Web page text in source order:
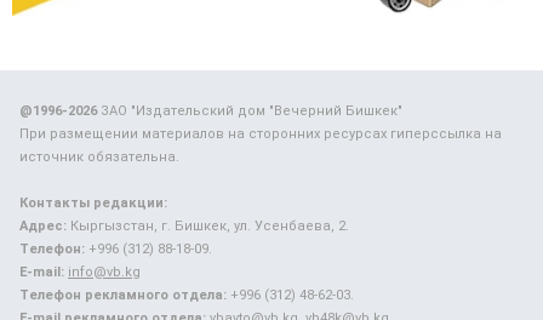
@1996-2026ЗАО "Издательский дом "Вечерний Бишкек"
При размещении материалов на сторонних ресурсах гиперссылка на
источник обязательна.
Контакты редакции:
Адрес: Кыргызстан, г. Бишкек, ул. Усенбаева, 2.
Телефон: +996 (312) 88-18-09.
E-mail: info@vb.kg
Телефон рекламного отдела: +996 (312) 48-62-03.